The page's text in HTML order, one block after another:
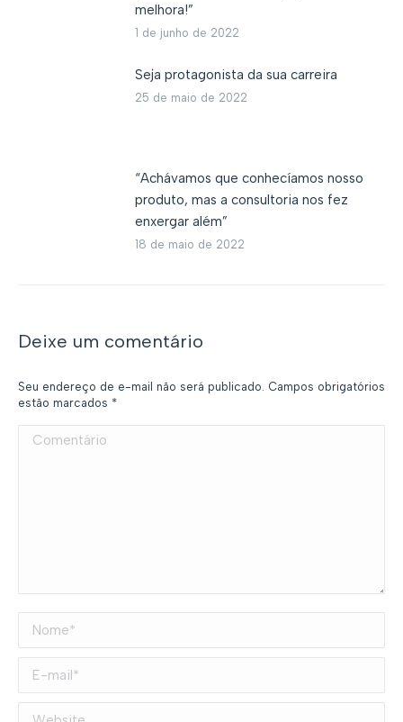
melhora!”
1 de junho de 2022
Seja protagonista da sua carreira
25 de maio de 2022
“Achávamos que conhecíamos nosso
produto, mas a consultoria nos fez
enxergar além”
18 de maio de 2022
Deixe um comentário
Seu endereço de e-mail não será publicado. Campos obrigatórios
estão marcados *
Comentário
Nome *
E-mail *
Website